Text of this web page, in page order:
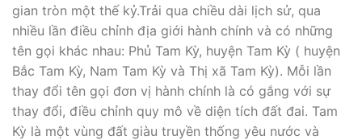
gian tròn một thế kỷ.Trải qua chiều dài lịch sử, qua
nhiều lần điều chỉnh địa giới hành chính và có những
tên gọi khác nhau: Phủ Tam Kỳ, huyện Tam Kỳ ( huyện
Bắc Tam Kỳ, Nam Tam Kỳ và Thị xã Tam Kỳ). Mỗi lần
thay đổi tên gọi đơn vị hành chính là có gắng với sự
thay đổi, điều chỉnh quy mô về diện tích đất đai. Tam
Kỳ là một vùng đất giàu truyền thống yêu nước và